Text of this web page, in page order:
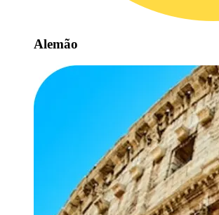
Alemão